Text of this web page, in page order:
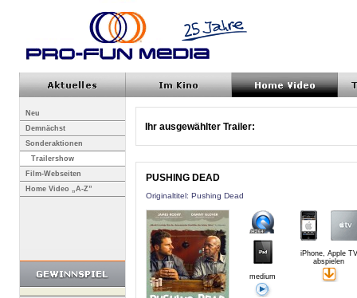
Neu
Demnächst
Sonderaktionen
Trailershow
Film-Webseiten
Home Video „A-Z”
Ihr ausgewählter Trailer:
PUSHING DEAD
Originaltitel: Pushing Dead
medium
iPhone, Apple TV
abspielen